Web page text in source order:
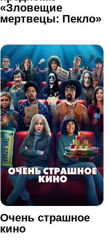
«Зловещие
мертвецы: Пекло»
Очень страшное
кино